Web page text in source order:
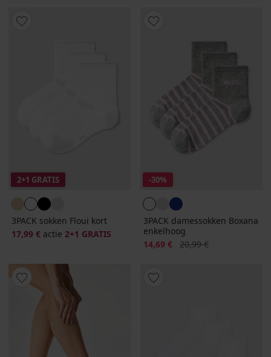
2+1 GRATIS
3PACK sokken Floui kort
17,99 € actie 2+1 GRATIS
-30%
3PACK damessokken Boxana
enkelhoog
Korting
14,69 € Oorspronkelijke prijs
20,99 €